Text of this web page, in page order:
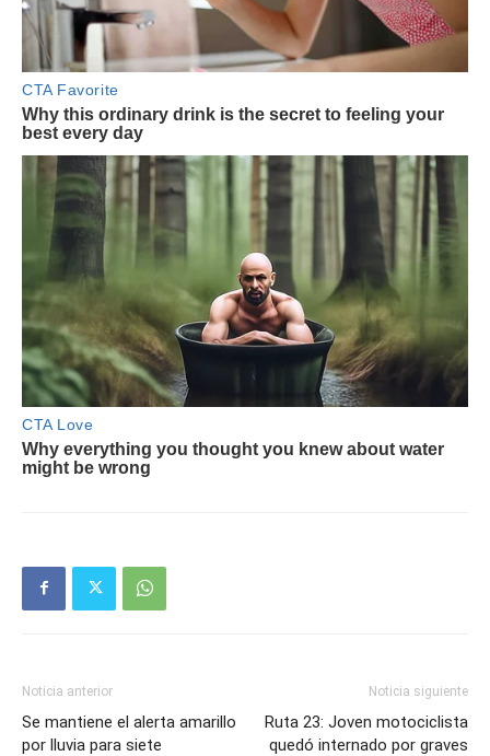
Noticia anterior
Se mantiene el alerta amarillo
por lluvia para siete
Noticia siguiente
Ruta 23: Joven motociclista
quedó internado por graves